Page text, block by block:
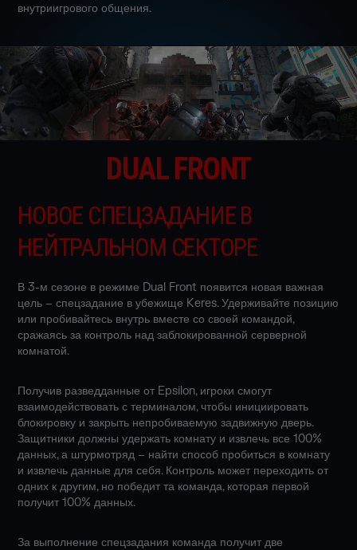
внутриигрового общения.
DUAL FRONT
НОВОЕ СПЕЦЗАДАНИЕ В
НЕЙТРАЛЬНОМ СЕКТОРЕ
В 3-м сезоне в режиме Dual Front появится новая важная
цель – спецзадание в убежище Keres. Удерживайте позицию
или пробивайтесь внутрь вместе со своей командой,
сражаясь за контроль над заблокированной серверной
комнатой.
Получив разведданные от Epsilon, игроки смогут
взаимодействовать с терминалом, чтобы инициировать
блокировку и закрыть непробиваемую задвижную дверь.
Защитники должны удержать комнату и извлечь все 100%
данных, а штурмотряд – найти способ пробиться в комнату
и извлечь данные для себя. Контроль может переходить от
одних к другим, но победит та команда, которая первой
получит 100% данных.
За выполнение спецзадания команда получит две